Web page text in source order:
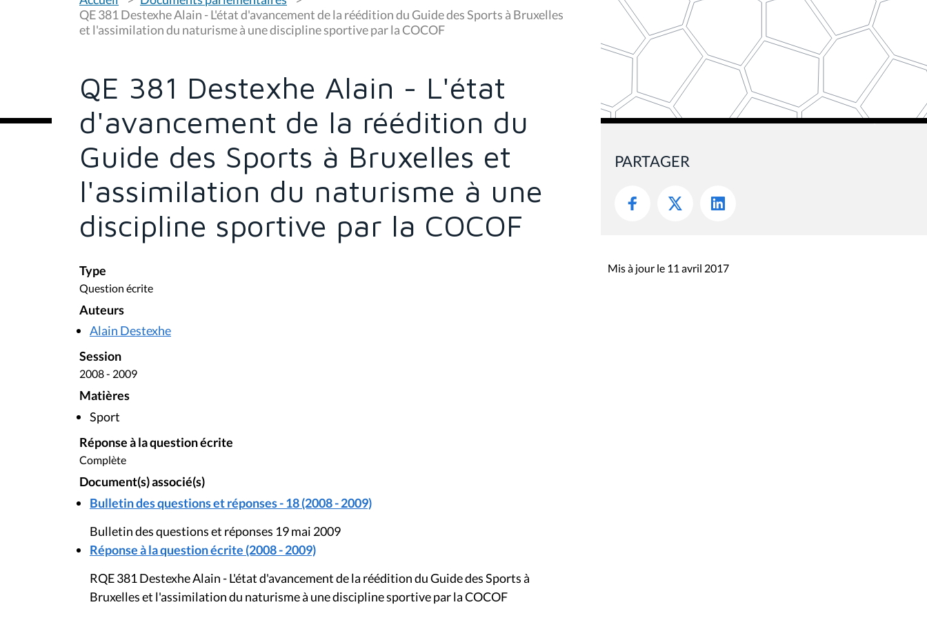
u
s
ê
c
:
QE 381 Destexhe Alain - L'état d'avancement de la réédition du Guide des Sports à Bruxelles
et l'assimilation du naturisme à une discipline sportive par la COCOF
QE 381 Destexhe Alain - L'état
d'avancement de la réédition du
Guide des Sports à Bruxelles et
l'assimilation du naturisme à une
discipline sportive par la COCOF
Type
Question écrite
Auteurs
Alain Destexhe
Session
2008 - 2009
Matières
Sport
Réponse à la question écrite
Complète
Document(s) associé(s)
Bulletin des questions et réponses - 18 (2008 - 2009)
Bulletin des questions et réponses 19 mai 2009
Réponse à la question écrite (2008 - 2009)
RQE 381 Destexhe Alain - L'état d'avancement de la réédition du Guide des Sports à
Bruxelles et l'assimilation du naturisme à une discipline sportive par la COCOF
PARTAGER
Mis à jour le 11 avril 2017